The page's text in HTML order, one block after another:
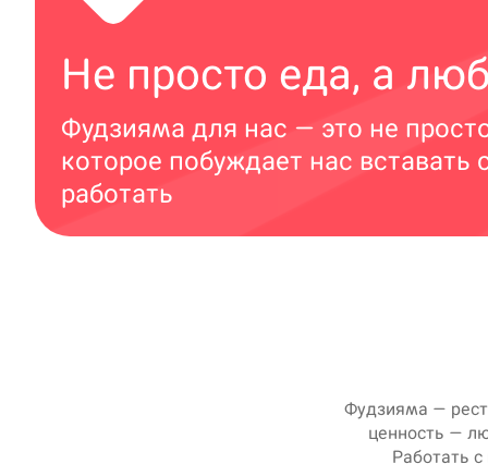
Не просто еда, а
Фудзияма для нас — это не
которое побуждает нас
работать
Фудзияма —
ценность —
Работать